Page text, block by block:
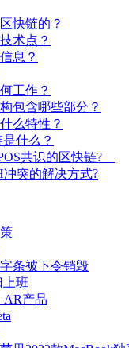
快链的？
术点？
息？
工作？
包含哪些部分？
么特性？
什么？
共识的区快链?
突的解决方式?
条被下令销毁
上班
AR产品